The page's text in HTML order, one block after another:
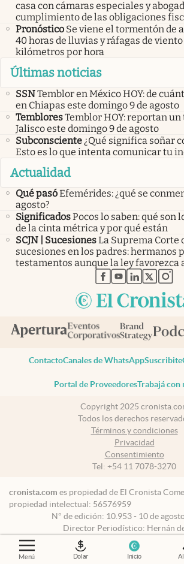
Menú Dolar Inicio
casa con cámaras especiales y
cumplimiento de las obligaciones
Pronóstico Se viene el tormentón de
40 horas de lluvias y ráfagas de
kilómetros por hora
Últimas noticias
SSNTemblor en México HOY: de
en Chiapas este domingo 9 de agosto
TembloresTemblor HOY: reportan
Jalisco este domingo 9 de agosto
Subconsciente ¿Qué significa soñar
Esto es lo que intenta comunicar tu
Actualidad
Qué pasóEfemérides: ¿qué se
agosto?
SignificadosPocos lo saben: qué son
de la cinta métrica y por qué están
SCJN | SucesionesLa Suprema Corte
sucesiones en los padres: hermanos
testamentos aunque la ley favorezca
abre en nueva
abre en nueva
abre en
abre
ContactoCanales de WhatsAppSuscribite
Portal de ProveedoresTrabajá con
Copyright 2025
Todos los derechos
Términos y condiciones
Privacidad
Consentimiento
Tel: +54 11 7078-3270
cronista.com es propiedad de El Cronista
propiedad intelectual: 56576959
N° de edición: 10.953 - 10 de
Director Periodístico: Hernán